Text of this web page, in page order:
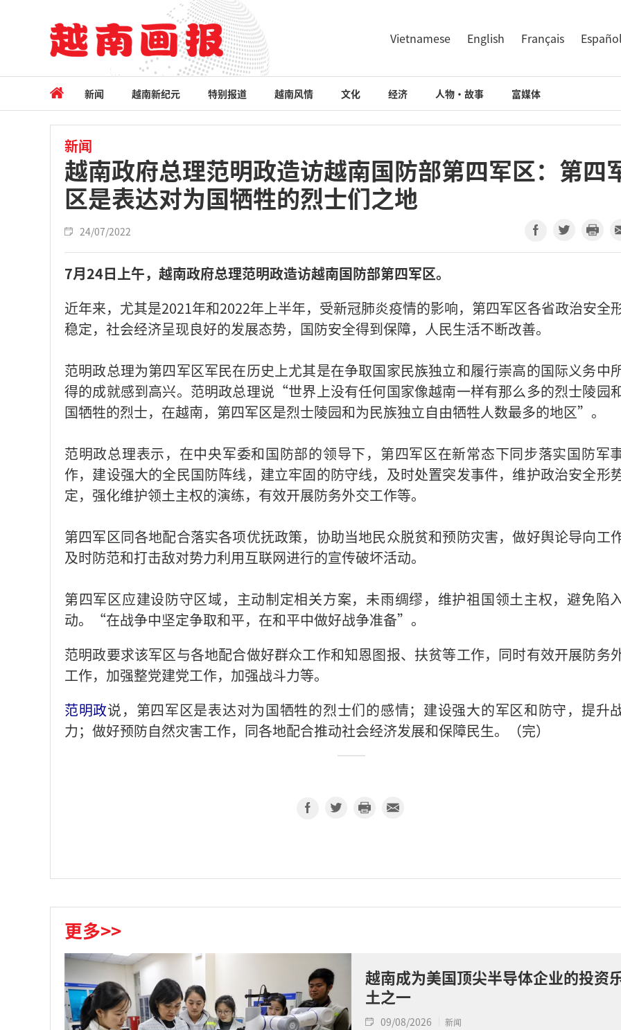
Vietnamese English Français
新闻 越南新纪元 特别报道 越南风情 文化 经济 人物·故事 富媒体
新闻
越南政府总理范明政造访越南国防部第四军区：第四
区是表达对为国牺牲的烈士们之地
24/07/2022
7月24日上午，越南政府总理范明政造访越南国防部第四军区。
近年来，尤其是2021年和2022年上半年，受新冠肺炎疫情的影响，第四军区各省政治安全
稳定，社会经济呈现良好的发展态势，国防安全得到保障，人民生活不断改善。
范明政总理为第四军区军民在历史上尤其是在争取国家民族独立和履行崇高的国际义务中
得的成就感到高兴。范明政总理说“世界上没有任何国家像越南一样有那么多的烈士陵园
国牺牲的烈士，在越南，第四军区是烈士陵园和为民族独立自由牺牲人数最多的地区”。
范明政总理表示，在中央军委和国防部的领导下，第四军区在新常态下同步落实国防军
作，建设强大的全民国防阵线，建立牢固的防守线，及时处置突发事件，维护政治安全形
定，强化维护领土主权的演练，有效开展防务外交工作等。
第四军区同各地配合落实各项优抚政策，协助当地民众脱贫和预防灾害，做好舆论导向工
及时防范和打击敌对势力利用互联网进行的宣传破坏活动。
第四军区应建设防守区域，主动制定相关方案，未雨绸缪，维护祖国领土主权，避免陷
动。“在战争中坚定争取和平，在和平中做好战争准备”。
范明政要求该军区与各地配合做好群众工作和知恩图报、扶贫等工作，同时有效开展防务
工作，加强整党建党工作，加强战斗力等。
范明政说，第四军区是表达对为国牺牲的烈士们的感情；建设强大的军区和防守，提升
力；做好预防自然灾害工作，同各地配合推动社会经济发展和保障民生。（完）
更多>>
越南成为美国顶尖半导体企业的投资
土之一
09/08/2026 新闻